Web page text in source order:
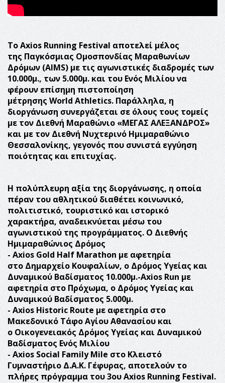
ΤοAxios Running Festival αποτελεί μέλος
τηςΠαγκόσμιας Ομοσπονδίας Μαραθωνίων
Δρόμων (AIMS) με τις αγωνιστικές διαδρομές των
10.000μ., των 5.000μ. και του Ενός Μιλίου να
φέρουν επίσημη πιστοποίηση
μέτρησηςWorld Athletics. Παράλληλα, η
διοργάνωση συνεργάζεται σε όλους τους τομείς
με τον Διεθνή Μαραθώνιο «ΜΕΓΑΣ ΑΛΕΞΑΝΔΡΟΣ»
και με τον Διεθνή Νυχτερινό Ημιμαραθώνιο
Θεσσαλονίκης, γεγονός που συνιστά εγγύηση
ποιότητας και επιτυχίας.
Η πολύπλευρη αξία της διοργάνωσης, η οποία
πέραν του αθλητικού διαθέτει κοινωνικό,
πολιτιστικό, τουριστικό και ιστορικό
χαρακτήρα, αναδεικνύεται μέσω του
αγωνιστικού της προγράμματος. Ο Διεθνής
Ημιμαραθώνιος Δρόμος
- Axios Gold Half Marathon με αφετηρία
στοΔημαρχείο Κουφαλίων, οΔρόμος Υγείας και
Δυναμικού Βαδίσματος 10.000μ.-Axios Run με
αφετηρία στο Πρόχωμα,οΔρόμος Υγείας και
Δυναμικού Βαδίσματος 5.000μ.
-Axios Historic Route με αφετηρία στο
Μακεδονικό Τάφο Αγίου Αθανασίου και
ο Οικογενειακός Δρόμος Υγείας και Δυναμικού
Βαδίσματος Ενός Μιλίου
-Axios Social Family Mile στο Κλειστό
Γυμναστήριο Δ.Α.Κ. Γέφυρας, αποτελούν το
πλήρες πρόγραμμα του 3ουAxios Running Festival.